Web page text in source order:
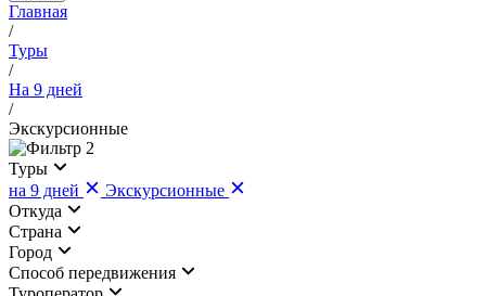
Главная
/
Туры
/
На 9 дней
/
Экскурсионные
2
Туры
на 9 дней
Экскурсионные
Откуда
Страна
Город
Cпособ передвижения